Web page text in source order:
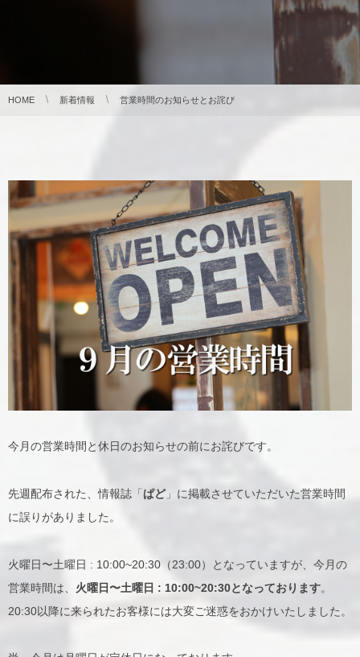
HOME 新着情報 営業時間のお知らせとお詫び
今月の営業時間と休日のお知らせの前にお詫びです。
先週配布された、情報誌「ぱど」に掲載させていただいた営業時間
に誤りがありました。
火曜日〜土曜日 : 10:00~20:30（23:00）となっていますが、今月の
営業時間は、 火曜日〜土曜日 : 10:00~20:30となっております。
20:30以降に来られたお客様には大変ご迷惑をおかけいたしました。